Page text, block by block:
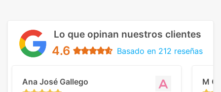
Lo que opinan nuestros clientes
4.6 Basado en 212 reseñas
Ana José Gallego M C